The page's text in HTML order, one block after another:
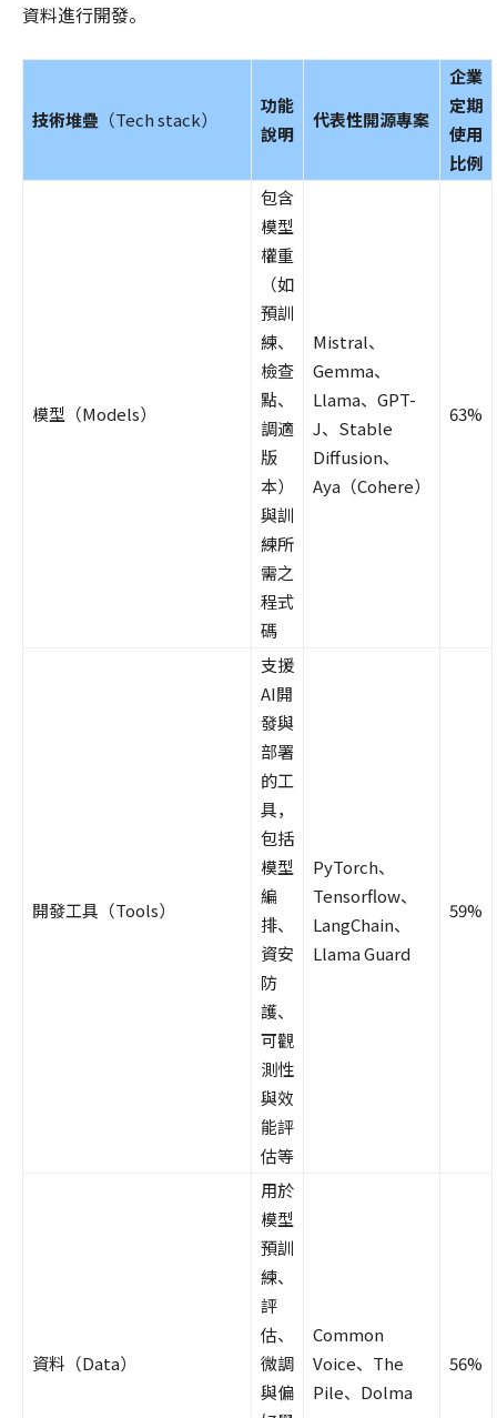
資料進行開發。
技術堆疊 （Tech stack）
功能
說明
代表性開源專案
企業
定期
使用
比例
模型（Models）
包含
模型
權重
（如
預訓
練、
檢查
點、
調適
版
本）
與訓
練所
需之
程式
碼
Mistral、
Gemma、
Llama、GPT-
J、Stable
Diffusion、
Aya（Cohere）
63%
開發工具（Tools）
支援
AI開
發與
部署
的工
具，
包括
模型
編
排、
資安
防
護、
可觀
測性
與效
能評
估等
PyTorch、
Tensorflow、
LangChain、
Llama Guard
59%
資料（Data）
用於
模型
預訓
練、
評
估、
微調
與偏
Common
Voice、The
Pile、Dolma
56%